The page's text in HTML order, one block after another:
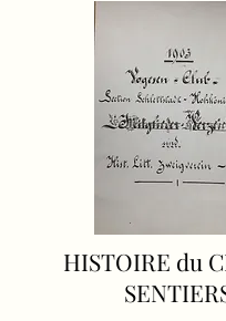
HISTOIRE du